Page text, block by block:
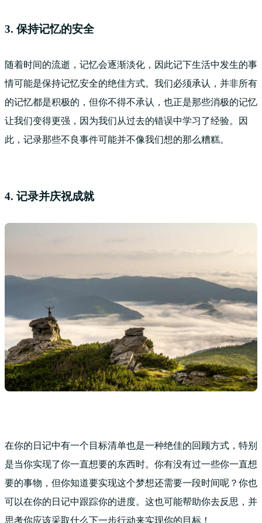
3. 保持记忆的安全
随着时间的流逝，记忆会逐渐淡化，因此记下生活中发生的事
情可能是保持记忆安全的绝佳方式。我们必须承认，并非所有
的记忆都是积极的，但你不得不承认，也正是那些消极的记忆
让我们变得更强，因为我们从过去的错误中学习了经验。因
此，记录那些不良事件可能并不像我们想的那么糟糕。
4. 记录并庆祝成就
在你的日记中有一个目标清单也是一种绝佳的回顾方式，特别
是当你实现了你一直想要的东西时。你有没有过一些你一直想
要的事物，但你知道要实现这个梦想还需要一段时间呢？你也
可以在你的日记中跟踪你的进度。这也可能帮助你去反思，并
思考你应该采取什么下一步行动来实现你的目标！